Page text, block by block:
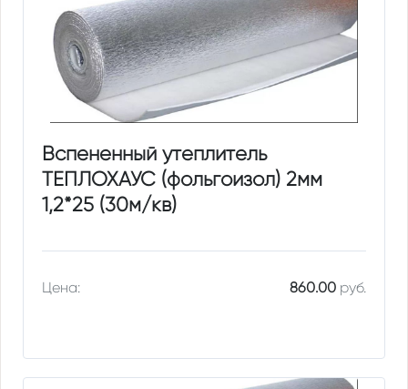
Вспененный утеплитель
ТЕПЛОХАУС (фольгоизол) 2мм
1,2*25 (30м/кв)
Цена: 860.00руб.